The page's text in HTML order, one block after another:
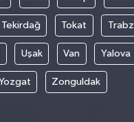
Tekirdağ Tokat
Uşak Van Yalova
Zonguldak